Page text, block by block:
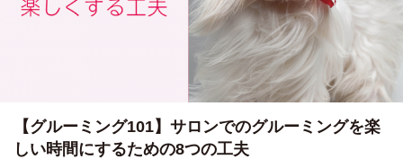
【グルーミング101】サロンでのグルーミングを楽
しい時間にするための8つの工夫